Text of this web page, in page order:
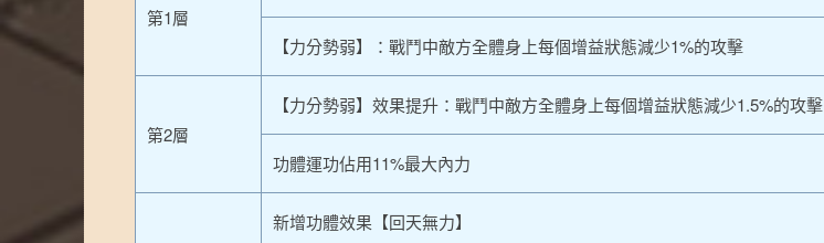
第1層
【力分勢弱】：戰鬥中敵方全體身上每個增益狀態減少1%的攻擊
第2層
【力分勢弱】效果提升：戰鬥中敵方全體身上每個增益狀態減少1.5%的攻擊
功體運功佔用11%最大內力
新增功體效果【回天無力】